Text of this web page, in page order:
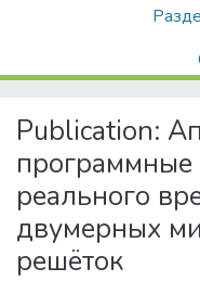
Publication:
программные
реального
двумерных
решёток